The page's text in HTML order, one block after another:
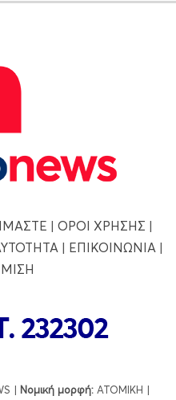
| ΟΡΟΙ ΧΡΗΣΗΣ |
| ΕΠΙΚΟΙΝΩΝΙΑ |
| Νομική μορφή: ΑΤΟΜΙΚΗ |